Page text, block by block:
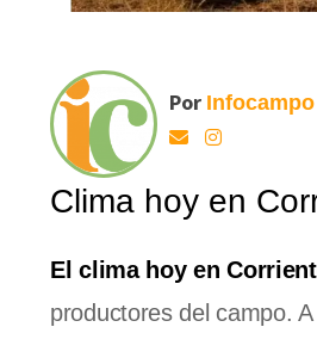
Por Infocampo
Clima hoy en
El clima hoy en
productores del campo.